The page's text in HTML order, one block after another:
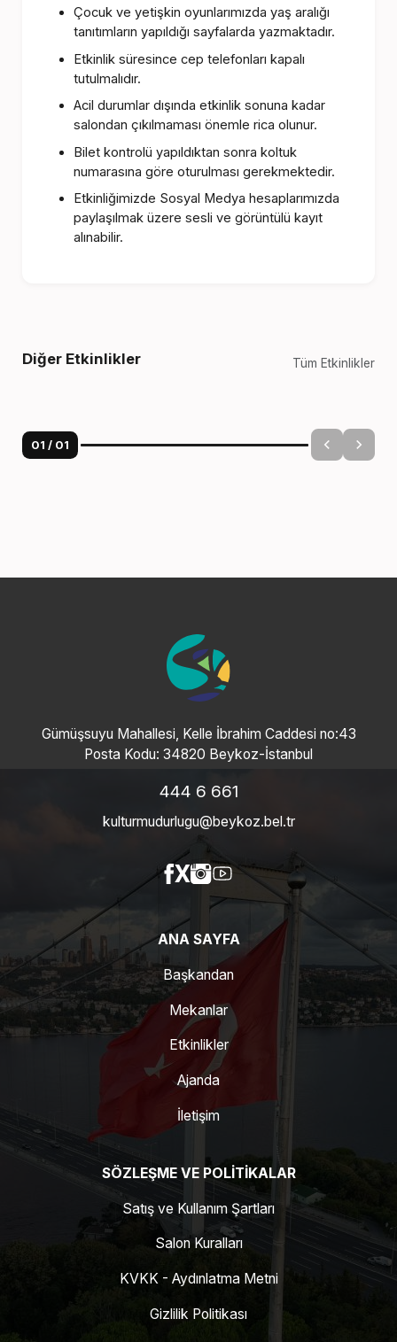
Çocuk ve yetişkin oyunlarımızda yaş aralığı
tanıtımların yapıldığı sayfalarda yazmaktadır.
Etkinlik süresince cep telefonları kapalı
tutulmalıdır.
Acil durumlar dışında etkinlik sonuna kadar
salondan çıkılmaması önemle rica olunur.
Bilet kontrolü yapıldıktan sonra koltuk
numarasına göre oturulması gerekmektedir.
Etkinliğimizde Sosyal Medya hesaplarımızda
paylaşılmak üzere sesli ve görüntülü kayıt
alınabilir.
Diğer Etkinlikler Tüm Etkinlikler
01 / 01
Gümüşsuyu Mahallesi, Kelle İbrahim Caddesi no:43
Posta Kodu: 34820 Beykoz-İstanbul
444 6 661
kulturmudurlugu@beykoz.bel.tr
ANA SAYFA
Başkandan
Mekanlar
Etkinlikler
Ajanda
İletişim
SÖZLEŞME VE POLITIKALAR
Satış ve Kullanım Şartları
Salon Kuralları
KVKK - Aydınlatma Metni
Gizlilik Politikası